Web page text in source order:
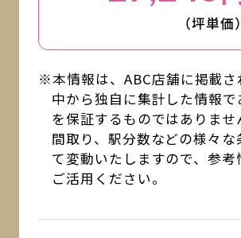
（坪単価）
※本情報は、ABC店舗に掲載さ
中から独自に集計した情報で
を保証するものではありませ
間取り、駅分数などの様々な
て変動いたしますので、参考
ご活用ください。